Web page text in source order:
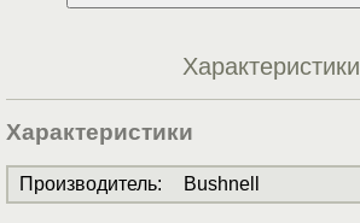
Характеристики
Характеристики
Производитель: Bushnell